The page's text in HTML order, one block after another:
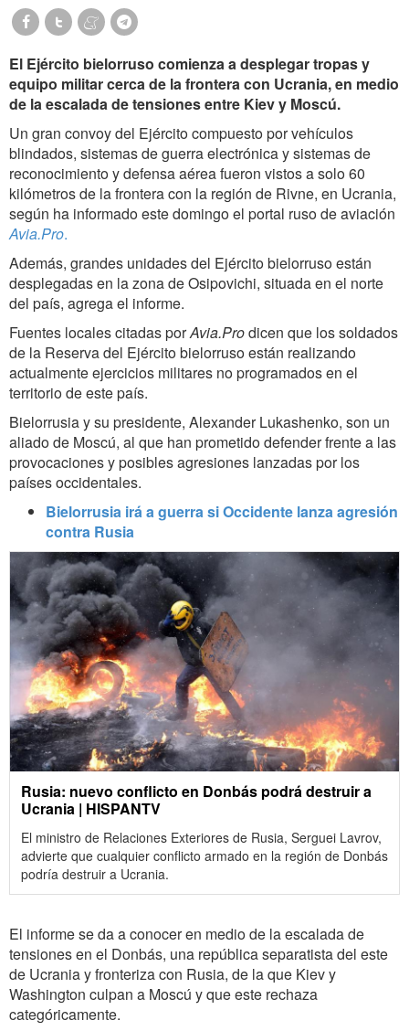
El Ejército bielorruso comienza a desplegar tropas y
equipo militar cerca de la frontera con Ucrania, en medio
de la escalada de tensiones entre Kiev y Moscú.
Un gran convoy del Ejército compuesto por vehículos
blindados, sistemas de guerra electrónica y sistemas de
reconocimiento y defensa aérea fueron vistos a solo 60
kilómetros de la frontera con la región de Rivne, en Ucrania,
según ha informado este domingo el portal ruso de aviación
Avia.Pro.
Además, grandes unidades del Ejército bielorruso están
desplegadas en la zona de Osipovichi, situada en el norte
del país, agrega el informe.
Fuentes locales citadas porAvia.Prodicen que los soldados
de la Reserva del Ejército bielorruso están realizando
actualmente ejercicios militares no programados en el
territorio de este país.
Bielorrusia y su presidente, Alexander Lukashenko, son un
aliado de Moscú, al que han prometido defender frente a las
provocaciones y posibles agresiones lanzadas por los
países occidentales.
Bielorrusia irá a guerra si Occidente lanza agresión
contra Rusia
Rusia: nuevo conflicto en Donbás podrá destruir a
Ucrania | HISPANTV
El ministro de Relaciones Exteriores de Rusia, Serguei Lavrov,
advierte que cualquier conflicto armado en la región de Donbás
podría destruir a Ucrania.
El informe se da a conocer en medio de la escalada de
tensiones en el Donbás, una república separatista del este
de Ucrania y fronteriza con Rusia, de la que Kiev y
Washington culpan a Moscú y que este rechaza
categóricamente.